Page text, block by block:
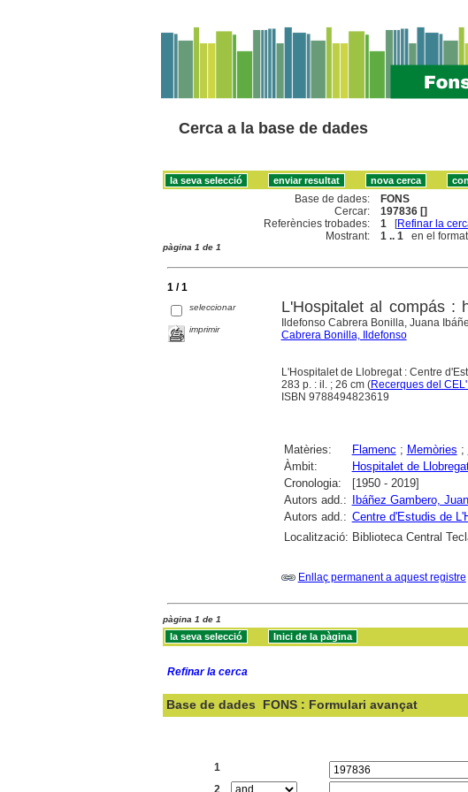
Cerca a la base de dades
Base de dades:
FONS
Cercar:
197836 []
Referències trobades:
1 [Refinar la
Mostrant:
1 .. 1 en el
pàgina 1 de 1
1 / 1
seleccionar
imprimir
L'Hospitalet al compás :
Ildefonso Cabrera Bonilla, Juana
Cabrera Bonilla, Ildefonso
L'Hospitalet de Llobregat : Centre
283 p. : il. ; 26 cm (Recerques del
ISBN 9788494823619
Matèries: Flamenc ; Memòries ;
Àmbit:
Hospitalet de
Cronologia:
[1950 - 2019]
Autors add.:
Ibáñez Gambero,
Autors add.: Centre d'Estudis de
Localització: Biblioteca Central
Enllaç permanent a aquest registre
pàgina 1 de 1
Refinar la cerca
Base de dades FONS : Formulari avançat
1
2